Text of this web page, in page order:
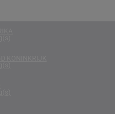
KONINKRIJK